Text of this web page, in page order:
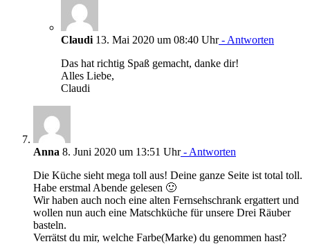
Claudi 13. Mai 2020 um 08:40 Uhr- Antworten
Das hat richtig Spaß gemacht, danke dir!
Alles Liebe,
Claudi
Anna 8. Juni 2020 um 13:51 Uhr- Antworten
Die Küche sieht mega toll aus! Deine ganze Seite ist total toll.
Habe erstmal Abende gelesen 🙂
Wir haben auch noch eine alten Fernsehschrank ergattert und
wollen nun auch eine Matschküche für unsere Drei Räuber
basteln.
Verrätst du mir, welche Farbe(Marke) du genommen hast?